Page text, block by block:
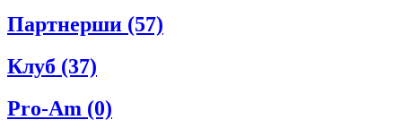
Партнерши (57)
Клуб (37)
Pro-Am (0)